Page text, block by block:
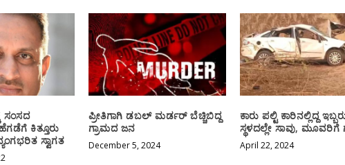
ಸಂಸದ
ಕಿತ್ತೂರು
ಸ್ವಾಗತ
ಪ್ರೀತಿಗಾಗಿ ಡಬಲ್ ಮರ್ಡರ್ ಬೆಚ್ಚಿಬಿದ್ದ
ಗ್ರಾಮದ ಜನ
December 5, 2024
ಕಾರು ಪಲ್ಟಿ ಕಾರಿನಲ್ಲಿದ್ದ
ಸ್ಥಳದಲ್ಲೇ ಸಾವು,
April 22, 2024